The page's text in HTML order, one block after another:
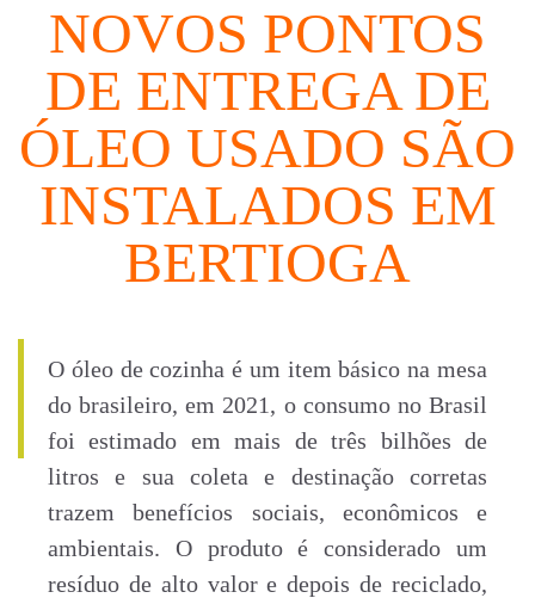
ContatoNOVOS PONTOS
DE ENTREGA DE
ÓLEO USADO SÃO
INSTALADOS EM
BERTIOGA
O óleo de cozinha é um item básico na mesa
do brasileiro, em 2021, o consumo no Brasil
foi estimado em mais de três bilhões de
litros e sua coleta e destinação corretas
trazem benefícios sociais, econômicos e
ambientais. O produto é considerado um
resíduo de alto valor e depois de reciclado,